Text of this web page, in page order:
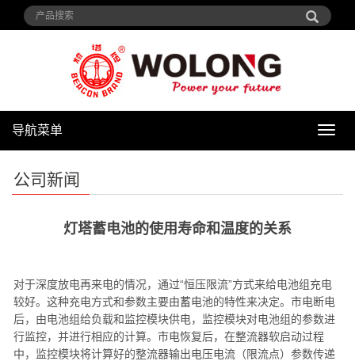
导
导航菜单
公司新闻
灯塔蓄电池的使用寿命和温度的关系
对于深度放电再来电的情况，通过“恒压限流”方式来给电池组充电
较好。这种充电方式和参数主要由蓄电池的特性来决定。市电断电
后，由电池组给负载和监控模块供电，监控模块对电池组的参数进
行监控，并进行相应的计算。市电恢复后，在整流器软启动过程
中，监控模块将计算好的整流器输出电压电流（限流点）参数传递